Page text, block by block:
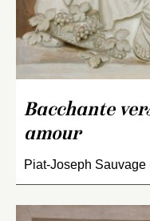
Bacchante
amour
Piat-Joseph Sauvage